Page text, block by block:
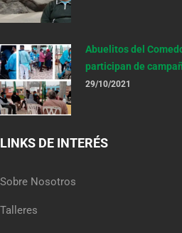
Abuelitos del
participan de
29/10/2021
LINKS DE INTERÉS
Sobre Nosotros
Talleres